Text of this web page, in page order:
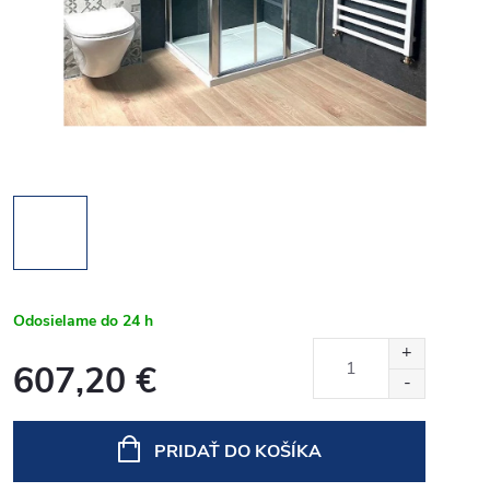
Odosielame do 24 h
607,20 €
PRIDAŤ DO KOŠÍKA